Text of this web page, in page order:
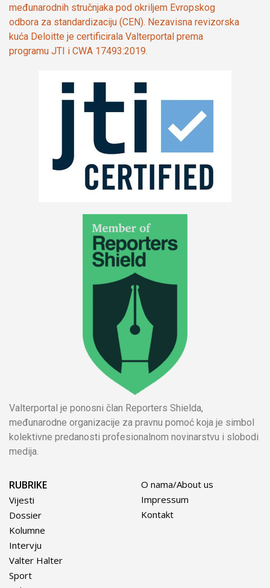
međunarodnih stručnjaka pod okriljem Evropskog
odbora za standardizaciju (CEN). Nezavisna revizorska
kuća Deloitte je certificirala Valterportal prema
programu JTI i CWA 17493:2019.
Valterportal je ponosni član Reporters Shielda,
međunarodne organizacije za pravnu pomoć koja je simbol
kolektivne predanosti profesionalnom novinarstvu i slobodi
medija.
RUBRIKE
Vijesti
Dossier
Kolumne
Intervju
Valter Halter
Sport
O nama/About us
Impressum
Kontakt